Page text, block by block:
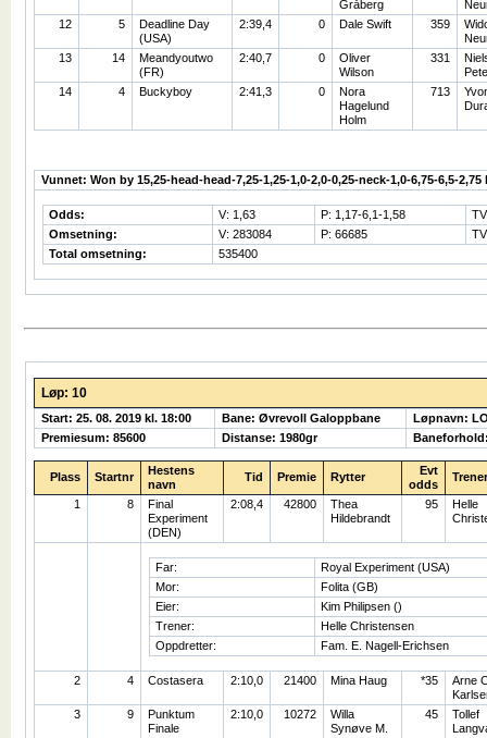
Gråberg
12
5
Deadline Day
(USA)
2:39,4 0 Dale Swift 359
13
14
Meandyoutwo
(FR)
2:40,7 0
Oliver
Wilson
331
14
4 Buckyboy 2:41,3 0
Nora
Hagelund
Holm
713
Vunnet: Won by 15,25-head-head-7,25-1,25-1,0-2,0-0,25-neck-1,0-6,75-6,5-2,75
Odds: V: 1,63 P: 1,17-6,1-1,58
Omsetning:
V: 283084 P: 66685
Total omsetning:
535400
Løp: 10
Start: 25. 08. 2019 kl. 18:00 Bane: Øvrevoll Galoppbane
Løpnavn:
Premiesum: 85600
Distanse: 1980gr
Plass Startnr
Hestens
navn
Tid Premie Rytter
Evt
odds
Trener
1 8
Final
Experiment
(DEN)
2:08,4 42800
Thea
Hildebrandt
95
Helle
Far:
Royal Experiment (USA)
Mor:
Folita (GB)
Eier:
Kim Philipsen ()
Trener:
Helle Christensen
Oppdretter:
Fam. E. Nagell-Erichsen
2 4 Costasera 2:10,0 21400 Mina Haug *35
Arne
3
9
Punktum
Finale
2:10,0 10272
Willa
Synøve M.
45
Tollef